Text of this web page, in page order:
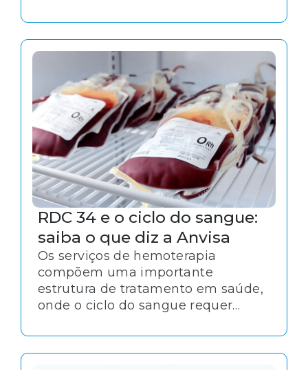
Contextualmente, a adequação a
essas normativas é essencial para o
alinhamento desses serviços aos
padrões de excelência.
RDC 34 e o ciclo do sangue:
saiba o que diz a Anvisa
Os serviços de hemoterapia
compõem uma importante
estrutura de tratamento em saúde,
onde o ciclo do sangue requer
uma atividade que lida com alto
grau de risco e exige maior atenção